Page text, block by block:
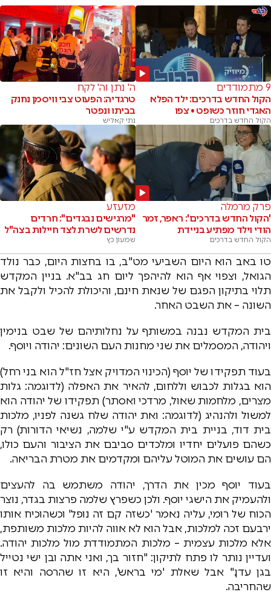
9 מתמודדים
הקול החדש בדרכים: ילד הפלא
האגדי חוזר כשופט • צפו
הקול החדש בדרכים
ה' נתן וה' לקח
טרגדיה: הפעוט צבי וויסמן נחנק
בביתו ונפטר
נתי קאליש
פרק מרמלה
'הקול החדש בדרכים': ראפר, זמר
הודי וילד מפתיע בניידת
הקול החדש בדרכים
מזעזע
"מרגישים נבגדים": חרדים
נדרשים לשרת לצד חיילות בצה"ל
שמעון כץ
טו באב הוא היום השביעי מט"ב, בו בחצות היום, כבר נולד
הגואל, וצפוי אף הוא להיהפך ליום חג בב"א. בניין המקדש
תלוי בתיקון הפגם של שנאת חינם, והיכולת להכיל ולקבל את
השונה – את השבט האחר.
בית המקדש נבנה במשותף על נחלותיהם של שבט בנימין
ויהודה, המסמלים את שני מחנות העם השונים: יהודה ויוסף.
בעוד תפקידו של יוסף (הכינוי המדויק אצל חז"ל הוא בני רחל)
הוא בגלות לכבוש וללחום, להאיר את האפלה (לדוגמה: גלות
מצרים, מלחמות שאול, מרדכי ואסתר) תפקידו של יהודה הוא
למשול ולהנהיג (לדוגמה: ואת יהודה שלח גשנה לפניו, מלכות
בית דוד, בניית בית המקדש ע"י שלמה, נשיאי הדורות) רק
כשהם פועלים יחדיו ומלכדים סביבם את הציבור והעם כולו,
הם עושים את המוטל עליהם ומקדמים את מטרת הבריאה.
בעוד יוסף מכין את הדרך, יהודה משתמש בה להעצים
ולהעמיק את הישגי יוסף. ולכן כשפרץ שלמה פרצות בגדר, נוצר
הכוח של רומי, עליה נאמר 'כשזה קם זה נופל' וכשהוכיח אותו
ירבעם זכה למלכות, אבל הוא לא אווה להיות מלכות משותפת,
אלא מלכות עצמית – מלכות המתמודדת מול מלכות יהודה.
ועדיין נותר לו פתח לתיקון: "חזור בך, ואני אתה ובן ישי נטייל
בגן עדן." אבל שאלת 'מי בראש', היא זו שהרסה והיא זו
שהחריבה.